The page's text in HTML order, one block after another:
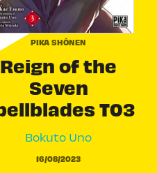
PIKA SHÔNEN
Reign of the
Seven
T03
Bokuto Uno
16/08/2023